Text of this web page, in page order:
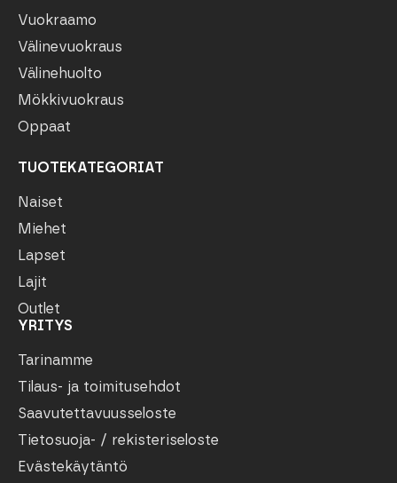
Vuokraamo
Välinevuokraus
Välinehuolto
Mökkivuokraus
Oppaat
TUOTEKATEGORIAT
Naiset
Miehet
Lapset
Lajit
Outlet
YRITYS
Tarinamme
Tilaus- ja toimitusehdot
Saavutettavuusseloste
Tietosuoja- / rekisteriseloste
Evästekäytäntö